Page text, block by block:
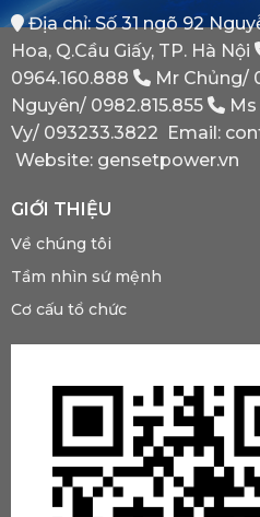
Dự
Địa chỉ: Số 31 ngõ 92
Hoa, Q.Cầu Giấy, TP. Hà Nội
0964.160.888
Mr Chủng/
Nguyên/ 0982.815.855 Ms
Vy/ 093233.3822
Email:
Website: gensetpower.vn
GIỚI THIỆU
Về chúng tôi
Tầm nhìn sứ mệnh
Cơ cấu tổ chức